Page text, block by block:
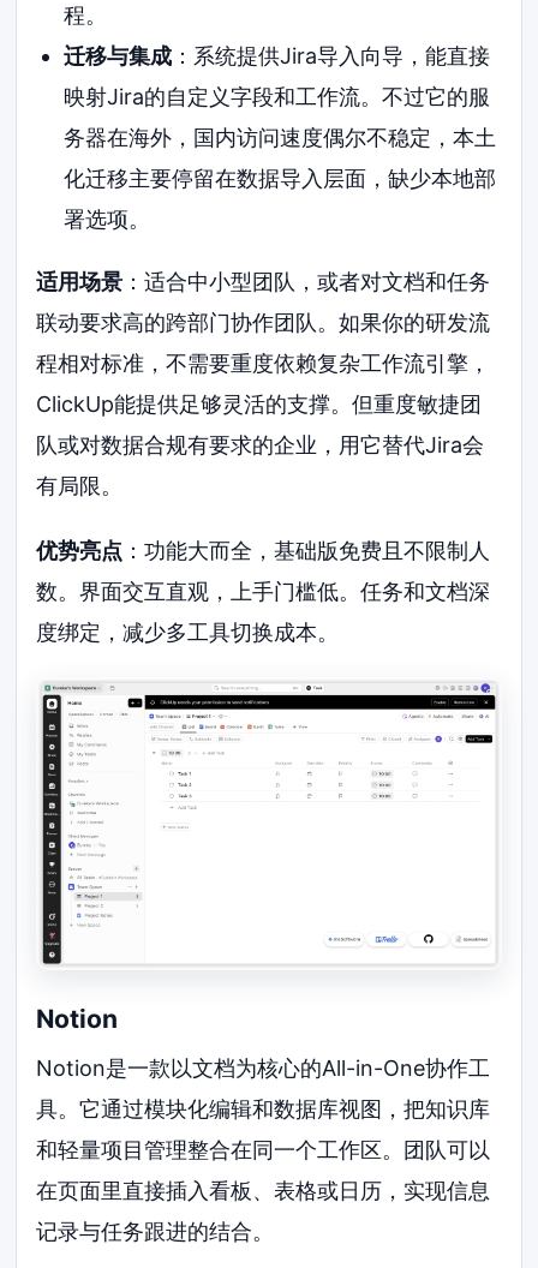
程。
迁移与集成：系统提供Jira导入向导，能直接
映射Jira的自定义字段和工作流。不过它的服
务器在海外，国内访问速度偶尔不稳定，本土
化迁移主要停留在数据导入层面，缺少本地部
署选项。
适用场景 ：适合中小型团队，或者对文档和任务
联动要求高的跨部门协作团队。如果你的研发流
程相对标准，不需要重度依赖复杂工作流引擎，
ClickUp能提供足够灵活的支撑。但重度敏捷团
队或对数据合规有要求的企业，用它替代Jira会
有局限。
优势亮点 ：功能大而全，基础版免费且不限制人
数。界面交互直观，上手门槛低。任务和文档深
度绑定，减少多工具切换成本。
Notion
Notion是一款以文档为核心的All-in-One协作工
具。它通过模块化编辑和数据库视图，把知识库
和轻量项目管理整合在同一个工作区。团队可以
在页面里直接插入看板、表格或日历，实现信息
记录与任务跟进的结合。